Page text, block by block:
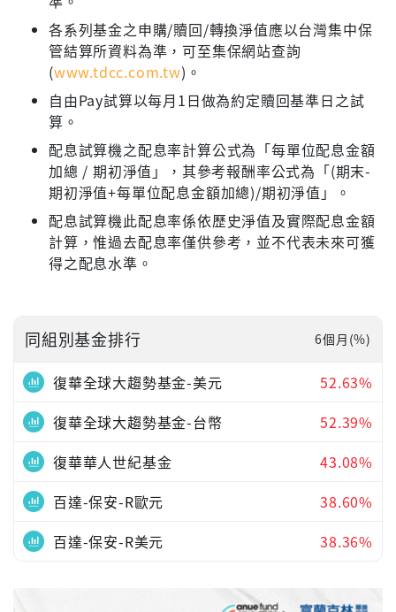
各系列基金之申購/贖回/轉換淨值應以台灣集中保
管結算所資料為準，可至集保網站查詢
(www.tdcc.com.tw)。
自由Pay試算以每月1日做為約定贖回基準日之試
算。
配息試算機之配息率計算公式為「每單位配息金額
加總 / 期初淨值」，其參考報酬率公式為「(期末-
期初淨值+每單位配息金額加總)/期初淨值」。
配息試算機此配息率係依歷史淨值及實際配息金額
計算，惟過去配息率僅供參考，並不代表未來可獲
得之配息水準。
同組別基金排行 6個月(%)
復華全球大趨勢基金-美元
52.63%
復華全球大趨勢基金-台幣
52.39%
復華華人世紀基金
43.08%
百達-保安-R歐元
38.60%
百達-保安-R美元
38.36%